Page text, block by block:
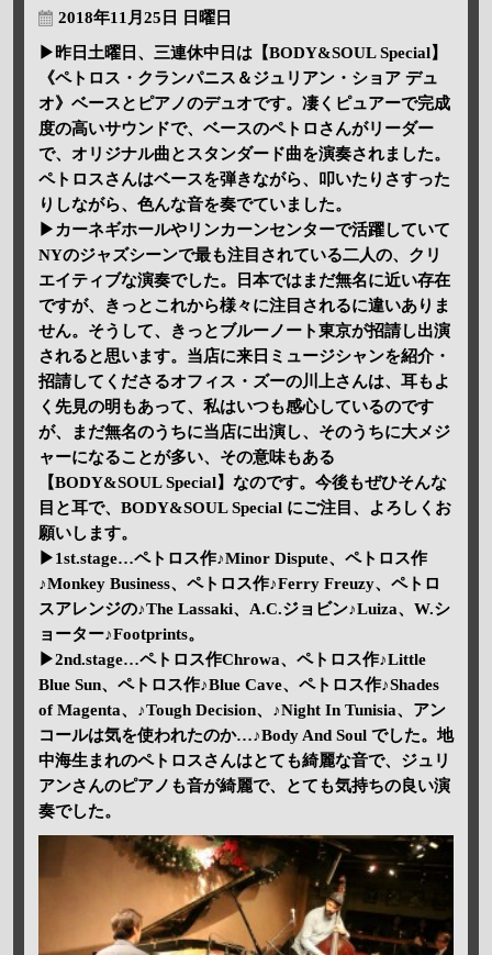
2018年11月25日 日曜日
▶昨日土曜日、三連休中日は【BODY&SOUL Special】
《ペトロス・クランパニス＆ジュリアン・ショア デュ
オ》ベースとピアノのデュオです。凄くピュアーで完成
度の高いサウンドで、ベースのペトロさんがリーダー
で、オリジナル曲とスタンダード曲を演奏されました。
ペトロスさんはベースを弾きながら、叩いたりさすった
りしながら、色んな音を奏でていました。
▶カーネギホールやリンカーンセンターで活躍していて
NYのジャズシーンで最も注目されている二人の、クリ
エイティブな演奏でした。日本ではまだ無名に近い存在
ですが、きっとこれから様々に注目されるに違いありま
せん。そうして、きっとブルーノート東京が招請し出演
されると思います。当店に来日ミュージシャンを紹介・
招請してくださるオフィス・ズーの川上さんは、耳もよ
く先見の明もあって、私はいつも感心しているのです
が、まだ無名のうちに当店に出演し、そのうちに大メジ
ャーになることが多い、その意味もある
【BODY&SOUL Special】なのです。今後もぜひそんな
目と耳で、BODY&SOUL Special にご注目、よろしくお
願いします。
▶1st.stage…ペトロス作♪Minor Dispute、ペトロス作
♪Monkey Business、ペトロス作♪Ferry Freuzy、ペトロ
スアレンジの♪The Lassaki、A.C.ジョビン♪Luiza、W.シ
ョーター♪Footprints。
▶2nd.stage…ペトロス作Chrowa、ペトロス作♪Little
Blue Sun、ペトロス作♪Blue Cave、ペトロス作♪Shades
of Magenta、♪Tough Decision、♪Night In Tunisia、アン
コールは気を使われたのか…♪Body And Soul でした。地
中海生まれのペトロスさんはとても綺麗な音で、ジュリ
アンさんのピアノも音が綺麗で、とても気持ちの良い演
奏でした。